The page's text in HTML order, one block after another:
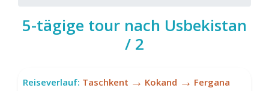
5-tägige tour nach Usbekistan
/ 2
Reiseverlauf: Taschkent → Kokand → Fergana